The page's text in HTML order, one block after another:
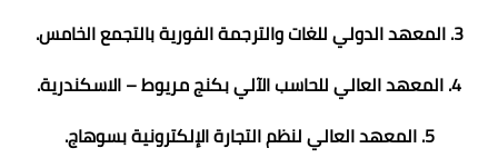
3. المعهد الدولي للغات والترجمة الفورية بالتجمع الخامس.
4. المعهد العالي للحاسب الآلي بكنج مريوط – الاسكندرية.
5. المعهد العالي لنظم التجارة الإلكترونية بسوهاج.